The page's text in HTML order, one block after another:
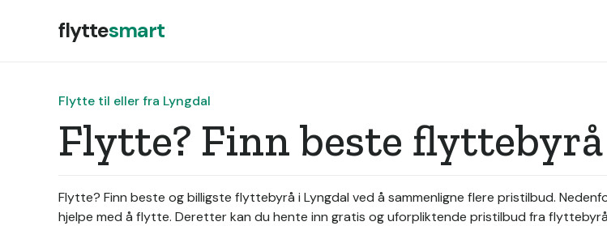
flyttesmart
Flytte til eller fra Lyngdal
Flytte? Finn beste
Flytte? Finn beste og billigste flyttebyrå i Lyngdal ved å sammenligne flere pristilbud.
hjelpe med å flytte. Deretter kan du hente inn gratis og uforpliktende pristilbud fra